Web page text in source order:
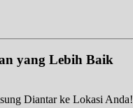
yang Lebih Baik
Diantar ke Lokasi Anda!